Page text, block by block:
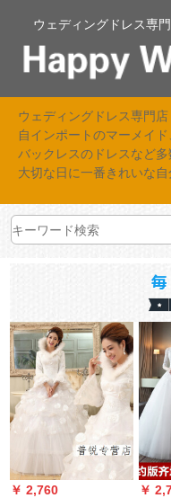
ウェディングドレス専
ウェディングドレス専門店
自インポートのマーメイド
バックレスのドレスなど
大切な日に一番きれいな自
￥ 2,760
￥